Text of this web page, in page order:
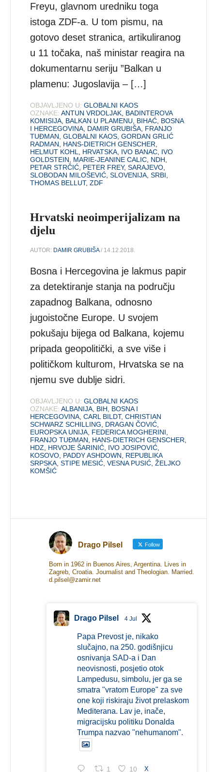
Freyu, glavnom uredniku toga
istoga ZDF-a. U tom pismu, na
gotovo deset stranica, artikuliranog
u 11 točaka, naš ministar reagira na
dokumentarnu seriju ”Balkan u
plamenu: Jugoslavija – […]
OBJAVLJENO U: GLOBALNI KAOS
OZNAKE: ANTUN VRDOLJAK BADINTEROVA
KOMISIJA BALKAN U PLAMENU BIHAĆ BOSNA
I HERCEGOVINA DAMIR GRUBIŠA FRANJO
TUĐMAN ,GLOBALNI KAOS ,GORDAN GRLIĆ
RADMAN
HANS-DIETRICH GENSCHER
HELMUT KOHL
HRVATSKA IVO BANAC IVO
GOLDSTEIN
MARIE-JEANINE CALIC NDH
PETAR STRČIĆ PETER FREY,SARAJEVO
SLOBODAN MILOŠEVIĆ ,SLOVENIJA ,SRBI
THOMAS BELLUT,ZDF
Hrvatski neoimperijalizam na
djelu
AUTOR: DAMIR GRUBIŠA/ 14.12.2018.
Bosna i Hercegovina je lakmus papir
za detektiranje stanja na području
zapadnog Balkana, odnosno
jugoistočne Europe. U svojem
pokušaju bijega od Balkana, kojemu
pripada geopolitički, a sve više i
političkom kulturom, Hrvatska se na
njemu sve dublje sidri.
OBJAVLJENO U: GLOBALNI KAOS
OZNAKE: ALBANIJA BIH
BOSNA I
HERCEGOVINA ,CARL BILDT,CHRISTIAN
SCHWARZ SCHILLING
DRAGAN ČOVIĆ
EUROPSKA UNIJA FEDERICA MOGHERINI
FRANJO TUĐMAN
HANS-DIETRICH GENSCHER
HDZ
HRVOJE ŠARINIĆ IVO JOSIPOVIĆ
KOSOVO PADDY ASHDOWN
REPUBLIKA
SRPSKA ,STIPE MESIĆ ,VESNA PUSIĆ ,ŽELJKO
KOMŠIĆ
Drago Pilsel Follow
Born in 1962 in Buenos Aires, Argentina. Lives in
Zagreb, Croatia. Journalist and Theologian. Married.
d.pilsel@zamir.net
Drago Pilsel 4 Jul
Papa Prevost je, nikako
slučajno, na 250. godišnjicu
osnivanja SAD-a i Dan
neovisnosti, posjetio otok
Lampedusu, simbolu, jer ga se
smatra "vratom Europe" za sve
one koji riskiraju život prelaskom
Mediterana. Lav je, inače,
migracijsku politiku Donalda
Trumpa nazvao "nehumanom".
1 10 X